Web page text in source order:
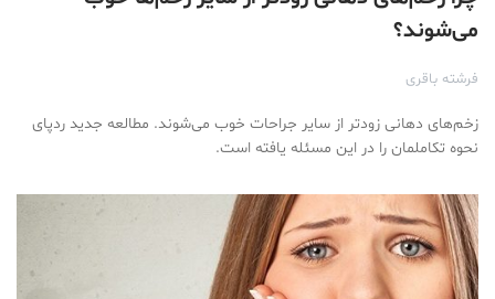
می‌شوند؟
فرشته باقری
زخم‌های دهانی زودتر از سایر جراحات خوب می‌شوند. مطالعه جدید ردپای
نحوه تکاملمان را در این مسئله یافته است.